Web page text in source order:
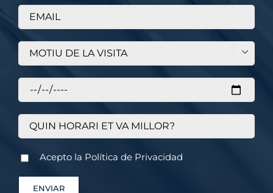

Acepto la Política de Privacidad